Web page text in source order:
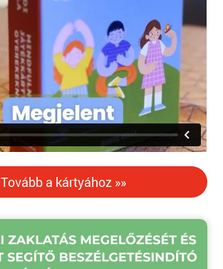
Tovább a kártyához »»